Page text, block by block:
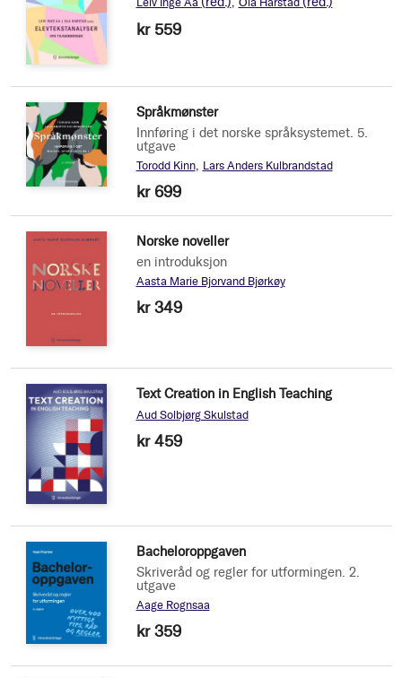
kr 559
Språkmønster
Innføring i det norske språksystemet. 5.
utgave
Torodd Kinn Lars Anders Kulbrandstad
kr 699
Norske noveller
en introduksjon
Aasta Marie Bjorvand Bjørkøy
kr 349
Text Creation in English Teaching
Aud Solbjørg Skulstad
kr 459
Bacheloroppgaven
Skriveråd og regler for utformingen. 2.
utgave
Aage Rognsaa
kr 359